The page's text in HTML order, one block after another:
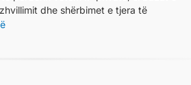
dhe shërbimet e tjera të